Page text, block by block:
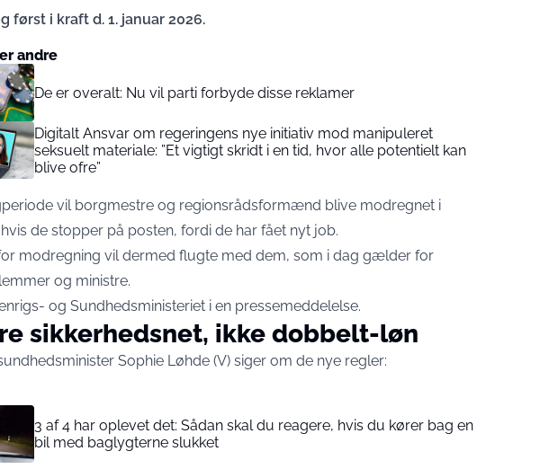
først i kraft d. 1. januar 2026.
andre
De er overalt: Nu vil parti forbyde disse reklamer
Digitalt Ansvar om regeringens nye initiativ mod manipuleret
seksuelt materiale: ”Et vigtigt skridt i en tid, hvor alle potentielt kan
blive ofre”
vil borgmestre og regionsrådsformænd blive modregnet i
de stopper på posten, fordi de har fået nyt job.
modregning vil dermed flugte med dem, som i dag gælder for
og ministre.
og Sundhedsministeriet i en pressemeddelelse.
sikkerhedsnet, ikke dobbelt-løn
Sophie Løhde (V) siger om de nye regler:
3 af 4 har oplevet det: Sådan skal du reagere, hvis du kører bag en
bil med baglygterne slukket